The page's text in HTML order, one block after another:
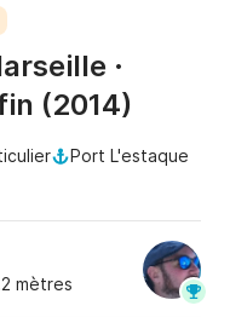
·
(2014)
Port L'estaque
mètres